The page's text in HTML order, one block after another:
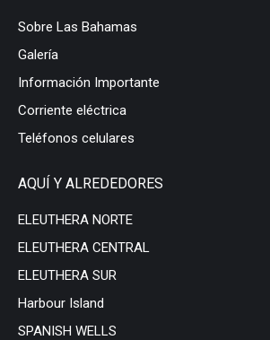
Sobre Las Bahamas
Galería
Información Importante
Corriente eléctrica
Teléfonos celulares
AQUÍ Y ALREDEDORES
ELEUTHERA NORTE
ELEUTHERA CENTRAL
ELEUTHERA SUR
Harbour Island
SPANISH WELLS